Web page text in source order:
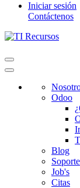
Iniciar sesión
Contáctenos
Odoo
Blog
Soporte
Job's
Citas